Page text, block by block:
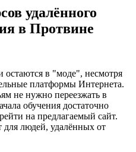
удалённого
в Протвине
остаются в "моде", несмотря
платформы Интернета.
не нужно переезжать в
обучения достаточно
на предлагаемый сайт.
для людей, удалённых от